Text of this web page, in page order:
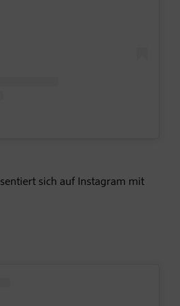
sich auf Instagram mit